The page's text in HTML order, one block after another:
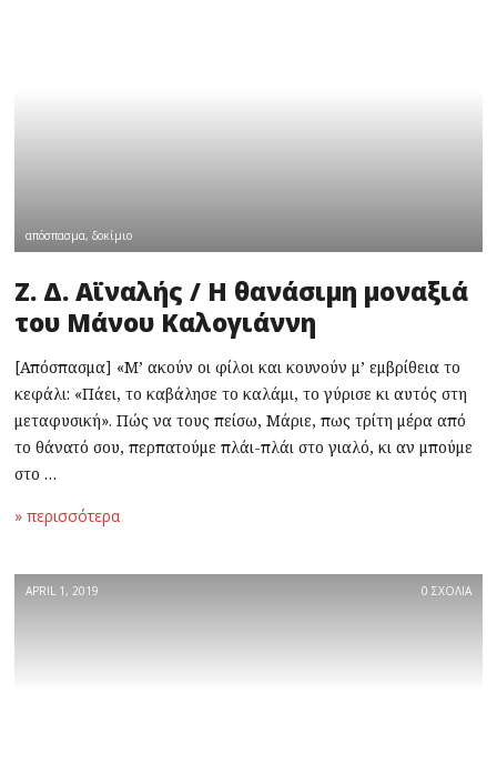
απόσπασμα,δοκίμιο
Ζ. Δ. Αϊναλής / Η θανάσιμη μοναξιά
του Μάνου Καλογιάννη
[Απόσπασμα] «Μ’ ακούν οι φίλοι και κουνούν μ’ εμβρίθεια το
κεφάλι: «Πάει, το καβάλησε το καλάμι, το γύρισε κι αυτός στη
μεταφυσική». Πώς να τους πείσω, Μάριε, πως τρίτη μέρα από
το θάνατό σου, περπατούμε πλάι-πλάι στο γιαλό, κι αν μπούμε
στο …
» περισσότερα
APRIL 1, 2019 0 ΣΧΟΛΙΑ